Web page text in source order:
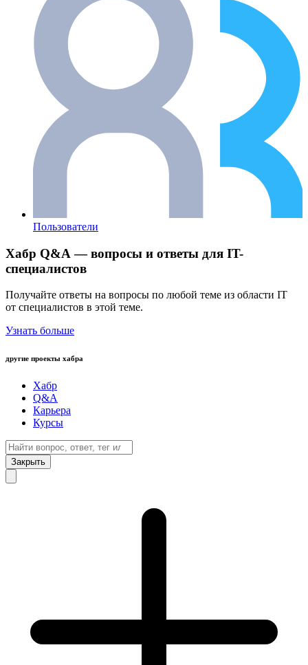
Пользователи
Хабр Q&A — вопросы и ответы для IT-
специалистов
Получайте ответы на вопросы по любой теме из области IT
от специалистов в этой теме.
Узнать больше
другие проекты хабра
Хабр
Q&A
Карьера
Курсы
Закрыть